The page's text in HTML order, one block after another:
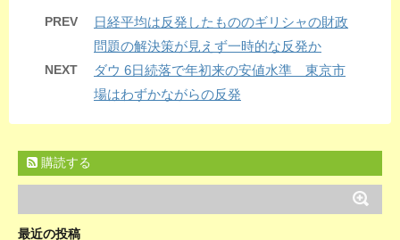
PREV
日経平均は反発したもののギリシャの財政
問題の解決策が見えず一時的な反発か
NEXT
ダウ 6日続落で年初来の安値水準 東京市
場はわずかながらの反発
購読する
最近の投稿